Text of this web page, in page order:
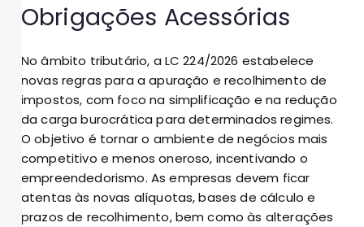
Obrigações Acessórias
No âmbito tributário, a LC 224/2026 estabelece
novas regras para a apuração e recolhimento de
impostos, com foco na simplificação e na redução
da carga burocrática para determinados regimes.
O objetivo é tornar o ambiente de negócios mais
competitivo e menos oneroso, incentivando o
empreendedorismo. As empresas devem ficar
atentas às novas alíquotas, bases de cálculo e
prazos de recolhimento, bem como às alterações